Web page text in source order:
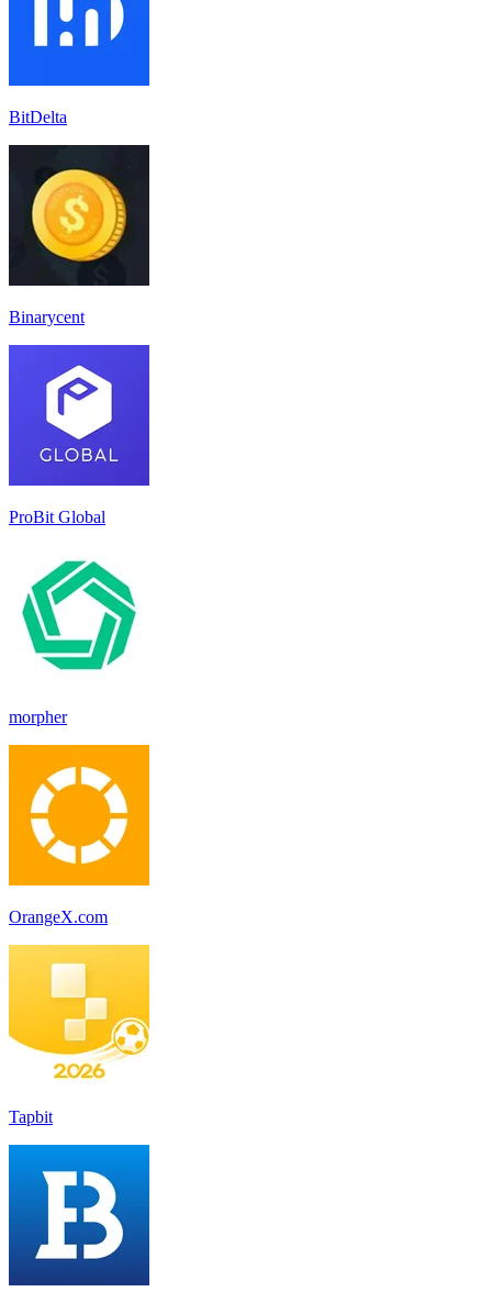
BitDelta
Binarycent
ProBit Global
morpher
OrangeX.com
Tapbit